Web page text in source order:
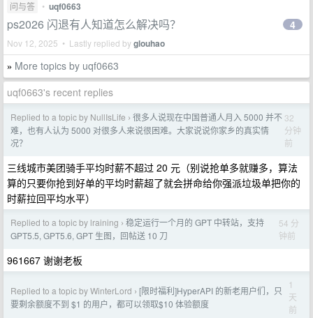
问与答 • uqf0663
ps2026 闪退有人知道怎么解决吗？
Nov 12, 2025 • Lastly replied byglouhao
4
» More topics by uqf0663
uqf0663's recent replies
Replied to a topic by NullIsLife › 很多人说现在中国普通人月入 5000 并不
难，也有人认为 5000 对很多人来说很困难。大家说说你家乡的真实情
况？
32
分钟
前
三线城市美团骑手平均时薪不超过 20 元（别说抢单多就赚多，算法
算的只要你抢到好单的平均时薪超了就会拼命给你强派垃圾单把你的
时薪拉回平均水平）
Replied to a topic by lraining › 稳定运行一个月的 GPT 中转站，支持
GPT5.5, GPT5.6, GPT 生图，回帖送 10 刀
54 分
钟前
961667 谢谢老板
Replied to a topic by WinterLord › [限时福利]HyperAPI 的新老用户们，只
要剩余额度不到 $1 的用户，都可以领取$10 体验额度
1
天
前